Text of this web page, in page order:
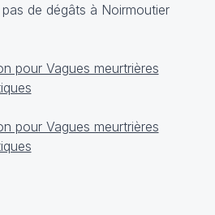
de dégâts à Noirmoutier